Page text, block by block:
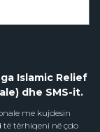
Islamic Relief
dhe SMS-it.
me kujdesin
tërhiqeni në çdo